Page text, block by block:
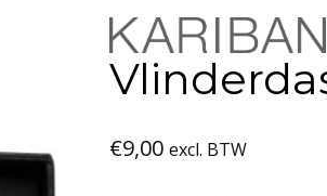
€9,00 excl. BTW